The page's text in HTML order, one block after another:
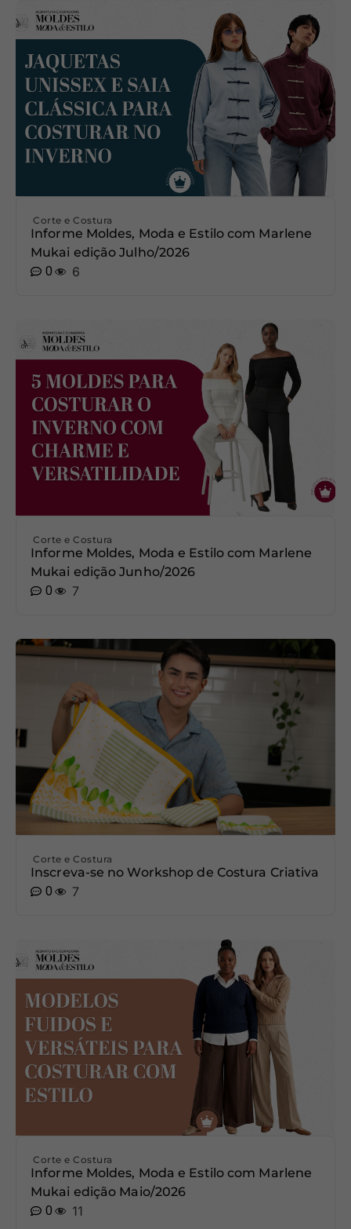
Corte e Costura
Informe Moldes, Moda e Estilo com Marlene
Mukai edição Julho/2026
0
6
Corte e Costura
Informe Moldes, Moda e Estilo com Marlene
Mukai edição Junho/2026
0
7
Corte e Costura
Inscreva-se no Workshop de Costura Criativa
0
7
Corte e Costura
Informe Moldes, Moda e Estilo com Marlene
Mukai edição Maio/2026
0
11